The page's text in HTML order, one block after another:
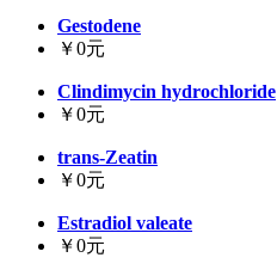
Gestodene
￥0元
Clindimycin hydrochloride
￥0元
trans-Zeatin
￥0元
Estradiol valeate
￥0元